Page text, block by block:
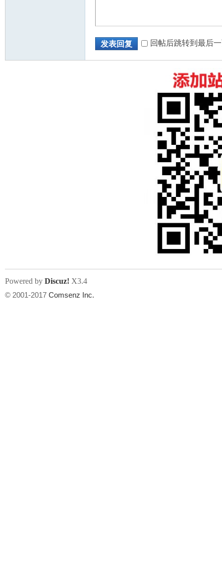
发表回复 回帖后跳转到最后
Powered by Discuz! X3.4
© 2001-2017 Comsenz Inc.